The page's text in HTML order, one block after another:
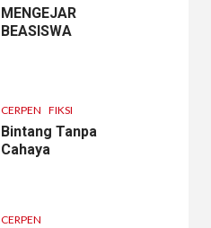
MENGEJAR
BEASISWA
CERPEN FIKSI
Bintang Tanpa
Cahaya
CERPEN